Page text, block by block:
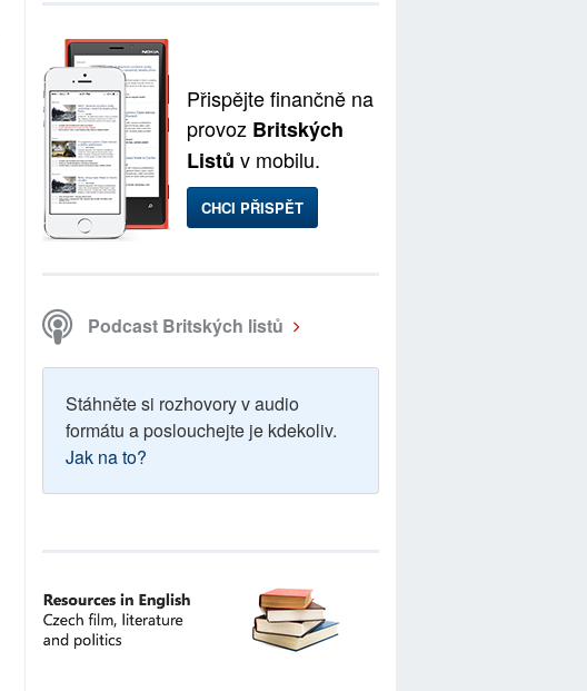
Přispějte finančně na
provoz Britských
Listů v mobilu.
CHCI PŘISPĚT
Podcast Britských listů
Stáhněte si rozhovory v audio
formátu a poslouchejte je kdekoliv.
Jak na to?